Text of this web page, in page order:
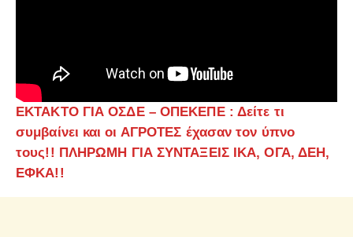
ΕΚΤΑΚΤΟ ΓΙΑ ΟΣΔΕ – ΟΠΕΚΕΠΕ : Δείτε τι
συμβαίνει και οι ΑΓΡΟΤΕΣ έχασαν τον ύπνο
τους!! ΠΛΗΡΩΜΗ ΓΙΑ ΣΥΝΤΑΞΕΙΣ ΙΚΑ, ΟΓΑ, ΔΕΗ,
ΕΦΚΑ!!